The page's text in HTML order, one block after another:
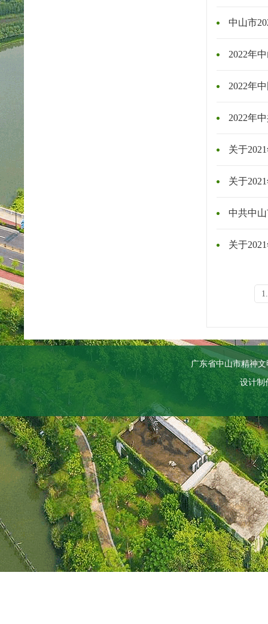
中山市
2022年
2022年
2022年
关于
关于
中共中
关于
广东省中山市精神
设计制